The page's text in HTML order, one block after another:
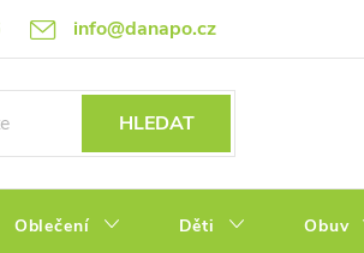
info@danapo.cz
podmínky Reklamace a výměna zboží
HLEDAT
Oblečení Děti Obuv